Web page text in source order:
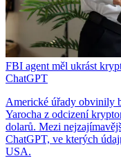
FBI agent měl ukrást
ChatGPT
Americké úřady obvinily
Yarocha z odcizení
dolarů. Mezi
ChatGPT, ve kterých
USA.